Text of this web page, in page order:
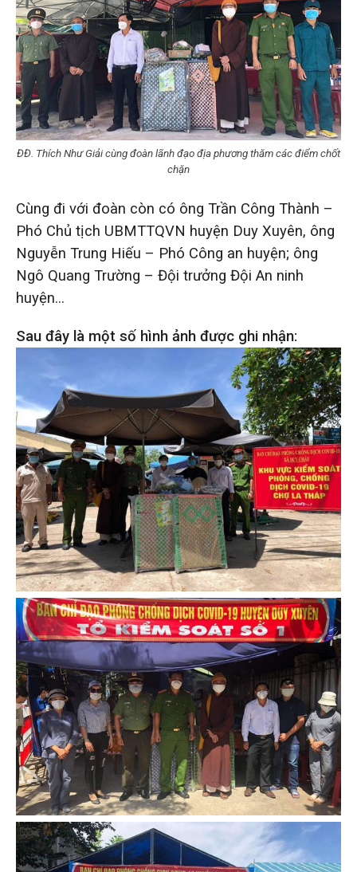
ĐĐ. Thích Như Giải cùng đoàn lãnh đạo địa phương thăm các điểm chốt
chặn
Cùng đi với đoàn còn có ông Trần Công Thành –
Phó Chủ tịch UBMTTQVN huyện Duy Xuyên, ông
Nguyễn Trung Hiếu – Phó Công an huyện; ông
Ngô Quang Trường – Đội trưởng Đội An ninh
huyện…
Sau đây là một số hình ảnh được ghi nhận: